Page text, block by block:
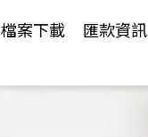
檔案下載 匯款資訊